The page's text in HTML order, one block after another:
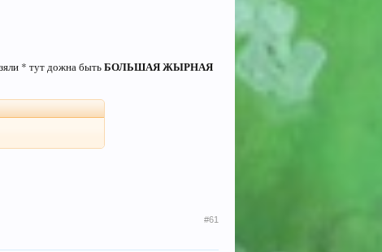
* тут дожна бытьБОЛЬШАЯ ЖЫРНАЯ
#61